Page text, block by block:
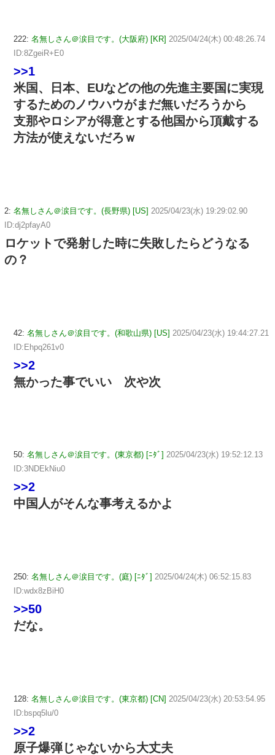
222: 名無しさん＠涙目です。(大阪府) [KR] 2025/04/24(木) 00:48:26.74
ID:8ZgeiR+E0
>>1
米国、日本、EUなどの他の先進主要国に実現
するためのノウハウがまだ無いだろうから
支那やロシアが得意とする他国から頂戴する
方法が使えないだろｗ
2: 名無しさん＠涙目です。(長野県) [US] 2025/04/23(水) 19:29:02.90
ID:dj2pfayA0
ロケットで発射した時に失敗したらどうなる
の？
42: 名無しさん＠涙目です。(和歌山県) [US] 2025/04/23(水) 19:44:27.21
ID:Ehpq261v0
>>2
無かった事でいい 次や次
50: 名無しさん＠涙目です。(東京都) [ﾆﾀﾞ] 2025/04/23(水) 19:52:12.13
ID:3NDEkNiu0
>>2
中国人がそんな事考えるかよ
250: 名無しさん＠涙目です。(庭) [ﾆﾀﾞ] 2025/04/24(木) 06:52:15.83
ID:wdx8zBiH0
>>50
だな。
128: 名無しさん＠涙目です。(東京都) [CN] 2025/04/23(水) 20:53:54.95
ID:bspq5lu/0
>>2
原子爆弾じゃないから大丈夫